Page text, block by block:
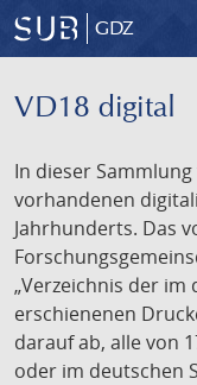
GDZ
VD18 digital
In dieser
vorhandenen
Jahrhunderts. Das
„Verzeichnis der
erschienenen
darauf ab, alle von
oder im deutschen